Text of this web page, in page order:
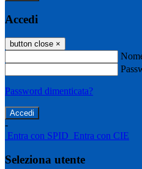
Accedi
button close ×
Password dimenticata?
-
Entra con SPID Entra con CIE
Seleziona utente